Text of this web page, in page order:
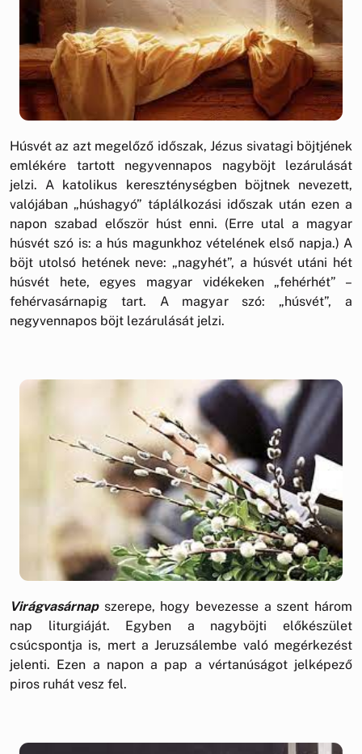
Húsvét az azt megelőző időszak, Jézus sivatagi böjtjének
emlékére tartott negyvennapos nagyböjt lezárulását
jelzi. A katolikus kereszténységben böjtnek nevezett,
valójában „húshagyó” táplálkozási időszak után ezen a
napon szabad először húst enni. (Erre utal a magyar
húsvét szó is: a hús magunkhoz vételének első napja.) A
böjt utolsó hetének neve: „nagyhét”, a húsvét utáni hét
húsvét hete, egyes magyar vidékeken „fehérhét” –
fehérvasárnapig tart. A magyar szó: „húsvét”, a
negyvennapos böjt lezárulását jelzi.
Virágvasárnap szerepe, hogy bevezesse a szent három
nap liturgiáját. Egyben a nagyböjti előkészület
csúcspontja is, mert a Jeruzsálembe való megérkezést
jelenti. Ezen a napon a pap a vértanúságot jelképező
piros ruhát vesz fel.